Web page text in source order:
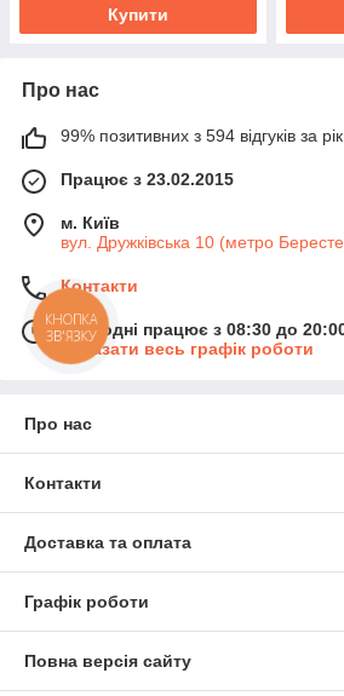
Купити
Про нас
99% позитивних з 594 відгуків за рік
Працює з 23.02.2015
м. Київ
вул. Дружківська 10 (метро
Контакти
Сьогодні працює з 08:30 до
Показати весь графік роботи
Про нас
Контакти
Доставка та оплата
Графік роботи
Повна версія сайту
КНОПКА
ЗВ'ЯЗКУ